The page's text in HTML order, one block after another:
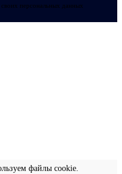
своих персональных данных
файлы cookie.